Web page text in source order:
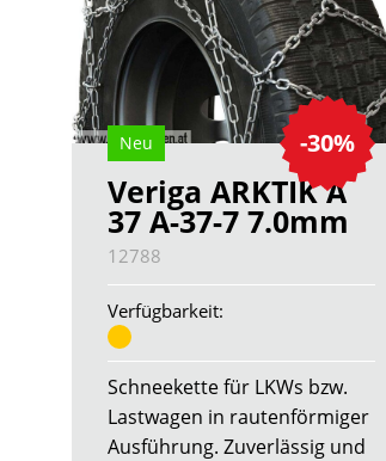
-30%
Neu
Veriga ARKTIK A
37 A-37-7 7.0mm
12788
Verfügbarkeit:
Schneekette für LKWs bzw.
Lastwagen in rautenförmiger
Ausführung. Zuverlässig und